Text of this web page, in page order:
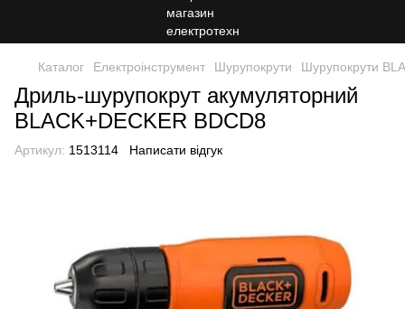
Каталог Електроінструмент Шурупокрути Шурупокрути
Дриль-шурупокрут акумуляторний
BLACK+DECKER BDCD8
Артикул: 1513114 Написати відгук